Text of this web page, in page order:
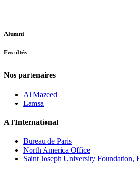
+
Alumni
Facultés
Nos partenaires
Al Mazeed
Lamsa
A l'International
Bureau de Paris
North America Office
Saint Joseph University Foundation,